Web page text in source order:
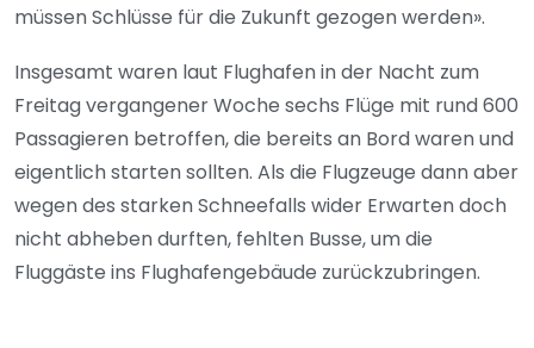
müssen Schlüsse für die Zukunft gezogen werden».
Insgesamt waren laut Flughafen in der Nacht zum
Freitag vergangener Woche sechs Flüge mit rund 600
Passagieren betroffen, die bereits an Bord waren und
eigentlich starten sollten. Als die Flugzeuge dann aber
wegen des starken Schneefalls wider Erwarten doch
nicht abheben durften, fehlten Busse, um die
Fluggäste ins Flughafengebäude zurückzubringen.